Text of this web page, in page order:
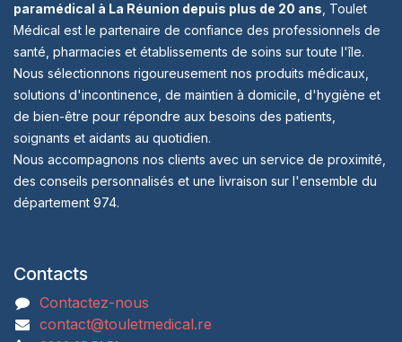
paramédical à La Réunion depuis plus de 20 ans , Toulet
Médical est le partenaire de confiance des professionnels de
santé, pharmacies et établissements de soins sur toute l'île.
Nous sélectionnons rigoureusement nos produits médicaux,
solutions d'incontinence, de maintien à domicile, d'hygiène et
de bien-être pour répondre aux besoins des patients,
soignants et aidants au quotidien.
Nous accompagnons nos clients avec un service de proximité,
des conseils personnalisés et une livraison sur l'ensemble du
département 974.
Contacts
Contactez-nous
contact@touletmedical.re